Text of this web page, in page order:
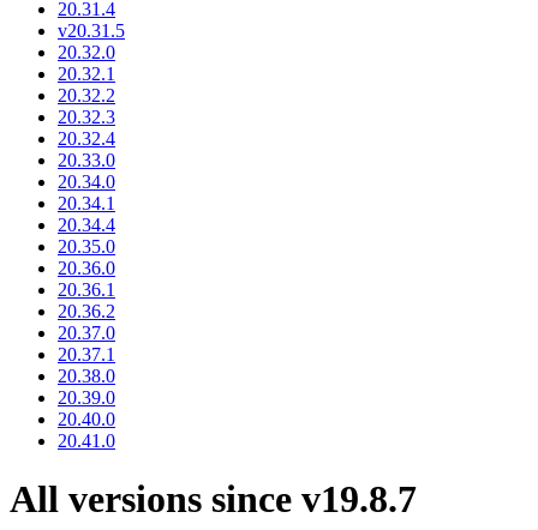
20.31.4
v20.31.5
20.32.0
20.32.1
20.32.2
20.32.3
20.32.4
20.33.0
20.34.0
20.34.1
20.34.4
20.35.0
20.36.0
20.36.1
20.36.2
20.37.0
20.37.1
20.38.0
20.39.0
20.40.0
20.41.0
All versions since v19.8.7